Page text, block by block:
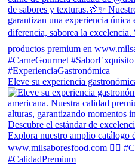
Eleve su experiencia